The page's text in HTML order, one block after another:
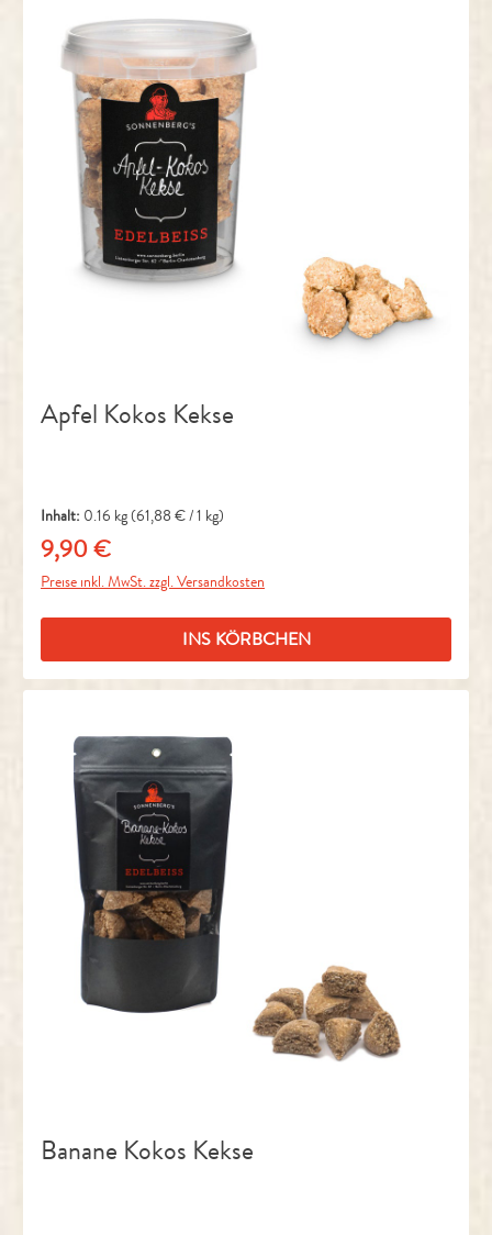
Apfel Kokos Kekse
Inhalt: 0.16 kg(61,88 € / 1 kg)
Regulärer Preis:
9,90 €
Preise inkl. MwSt. zzgl. Versandkosten
INS KÖRBCHEN
Banane Kokos Kekse